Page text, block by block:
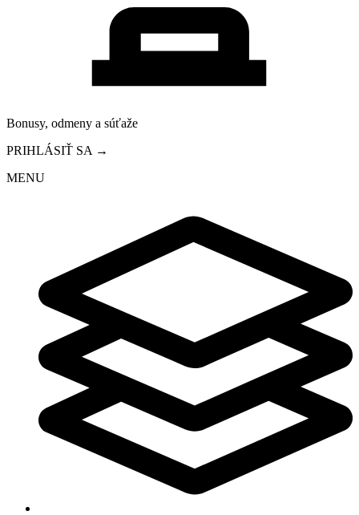
Bonusy, odmeny a súťaže
PRIHLÁSIŤ SA →
MENU